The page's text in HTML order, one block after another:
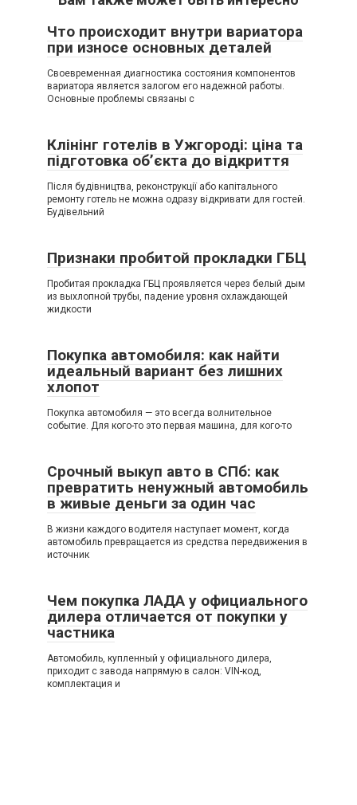
Что происходит внутри вариатора
при износе основных деталей
Своевременная диагностика состояния компонентов
вариатора является залогом его надежной работы.
Основные проблемы связаны с
Клінінг готелів в Ужгороді: ціна та
підготовка об’єкта до відкриття
Після будівництва, реконструкції або капітального
ремонту готель не можна одразу відкривати для гостей.
Будівельний
Признаки пробитой прокладки ГБЦ
Пробитая прокладка ГБЦ проявляется через белый дым
из выхлопной трубы, падение уровня охлаждающей
жидкости
Покупка автомобиля: как найти
идеальный вариант без лишних
хлопот
Покупка автомобиля — это всегда волнительное
событие. Для кого-то это первая машина, для кого-то
Срочный выкуп авто в СПб: как
превратить ненужный автомобиль
в живые деньги за один час
В жизни каждого водителя наступает момент, когда
автомобиль превращается из средства передвижения в
источник
Чем покупка ЛАДА у официального
дилера отличается от покупки у
частника
Автомобиль, купленный у официального дилера,
приходит с завода напрямую в салон: VIN-код,
комплектация и